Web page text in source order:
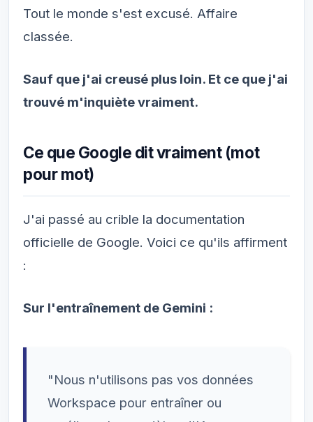
Tout le monde s'est excusé. Affaire
classée.
Sauf que j'ai creusé plus loin. Et ce que j'ai
trouvé m'inquiète vraiment.
Ce que Google dit vraiment (mot
pour mot)
J'ai passé au crible la documentation
officielle de Google. Voici ce qu'ils affirment
:
Sur l'entraînement de Gemini :
"Nous n'utilisons pas vos données
Workspace pour entraîner ou